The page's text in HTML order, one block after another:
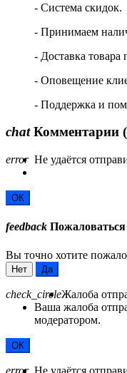
- Система скидок.
- Принимаем
- Доставка
- Оповещение
- Поддержка и
chat Комментарии
error Не удаётся
ОК
feedback
Вы точно хотите
Нет Да
check_circleЖалоба
Ваша жалоба
модератором.
ОК
error Не удаётся